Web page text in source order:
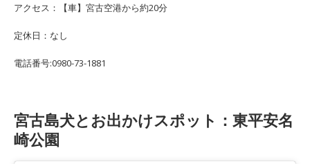
アクセス：【車】宮古空港から約20分
定休日：なし
電話番号:0980-73-1881
宮古島犬とお出かけスポット：東平安名
崎公園